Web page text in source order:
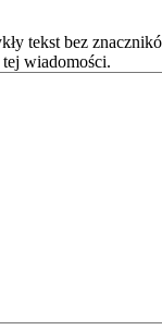
tekst bez
wiadomości.